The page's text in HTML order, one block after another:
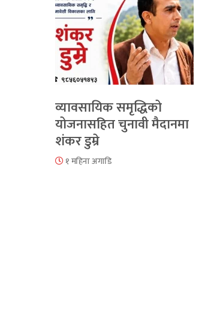
व्यावसायिक समृद्धिको
योजनासहित चुनावी मैदानमा
शंकर डुम्रे
१ महिना अगाडि